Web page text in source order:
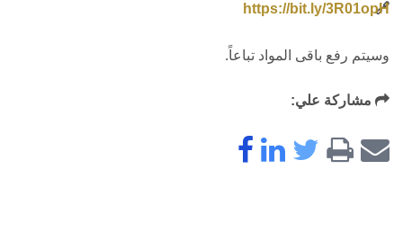
https://bit.ly/3R01opH
وسيتم رفع باقى المواد تباعاً.
مشاركة علي: